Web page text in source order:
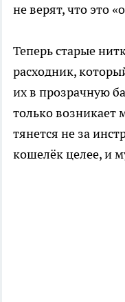
не верят, что это
Теперь старые
расходник,
их в прозрачную
только возникает
тянется не за
кошелёк целее, и